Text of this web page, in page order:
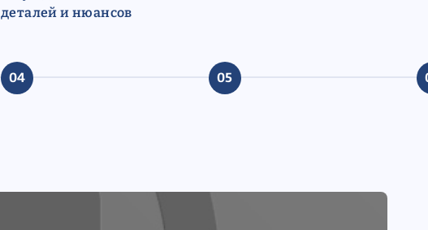
деталей и нюансов
04 05